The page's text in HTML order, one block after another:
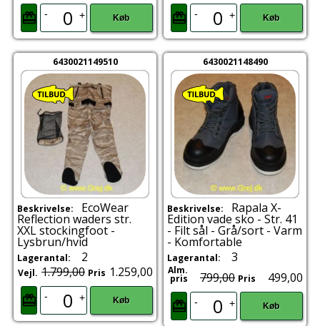
- + Køb - + Køb
6430021149510
Beskrivelse: EcoWear
Reflection waders str.
XXL stockingfoot -
Lysbrun/hvid
Lagerantal: 2
Vejl. 1.799,00 Pris 1.259,00
- + Køb
6430021148490
Beskrivelse: Rapala X-
Edition vade sko - Str. 41
- Filt sål - Grå/sort - Varm
- Komfortable
Lagerantal: 3
Alm.
pris 799,00 Pris 499,00
- + Køb